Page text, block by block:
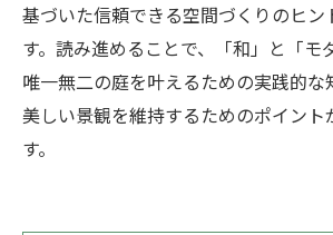
基づいた信頼できる空間づくりのヒン
す。読み進めることで、「和」と「モ
唯一無二の庭を叶えるための実践的な
美しい景観を維持するためのポイント
す。